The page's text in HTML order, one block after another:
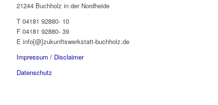
21244 Buchholz in der Nordheide
T 04181 92880- 10
F 04181 92880- 39
E info[@]zukunftswerkstatt-buchholz.de
Impressum / Disclaimer
Datenschutz